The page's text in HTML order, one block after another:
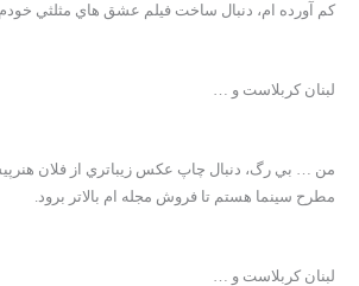
کم آورده ام، دنبال ساخت فيلم عشق هاي مثلثي
لبنان کربلاست و …
من … بي رگ، دنبال چاپ عکس زيباتري از فلان
مطرح سينما هستم تا فروش مجله ام بالاتر برود.
لبنان کربلاست و …